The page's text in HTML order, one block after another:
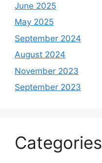
June 2025
May 2025
September 2024
August 2024
November 2023
September 2023
Categories